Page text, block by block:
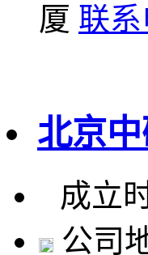
厦 联
北京
成立
公司